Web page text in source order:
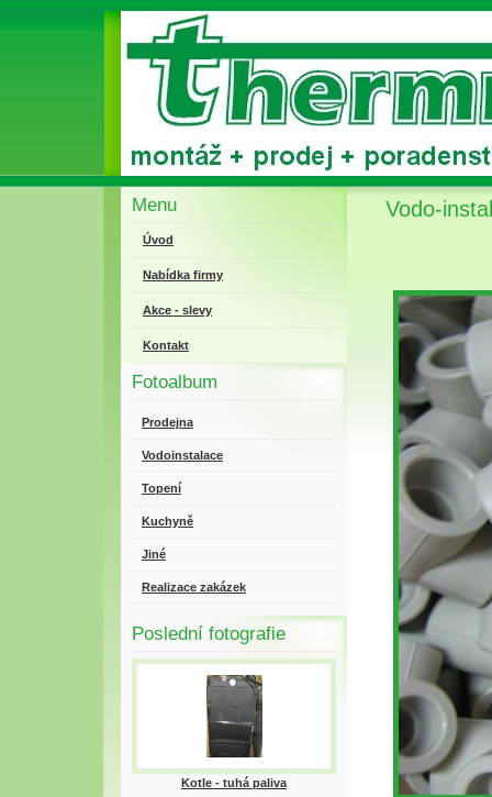
Menu
Úvod
Nabídka firmy
Akce - slevy
Kontakt
Fotoalbum
Prodejna
Vodoinstalace
Topení
Kuchyně
Jiné
Realizace zakázek
Poslední fotografie
Kotle - tuhá paliva
Vodo-